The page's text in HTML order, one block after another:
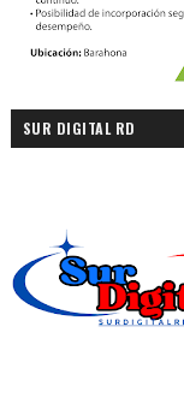
SUR DIGITAL RD